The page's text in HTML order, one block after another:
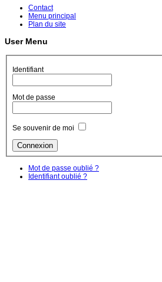
Contact
Menu principal
Plan du site
User Menu
Identifiant
Mot de passe
Se souvenir de moi
Mot de passe oublié ?
Identifiant oublié ?